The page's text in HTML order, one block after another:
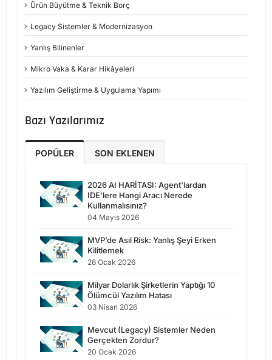
Ürün Büyütme & Teknik Borç
Legacy Sistemler & Modernizasyon
Yanlış Bilinenler
Mikro Vaka & Karar Hikâyeleri
Yazılım Geliştirme & Uygulama Yapımı
Bazı Yazılarımız
POPÜLER SON EKLENEN
2026 AI HARİTASI: Agent'lardan
IDE'lere Hangi Aracı Nerede
Kullanmalısınız?
04 Mayıs 2026
MVP’de Asıl Risk: Yanlış Şeyi Erken
Kilitlemek
26 Ocak 2026
Milyar Dolarlık Şirketlerin Yaptığı 10
Ölümcül Yazılım Hatası
03 Nisan 2026
Mevcut (Legacy) Sistemler Neden
Gerçekten Zordur?
20 Ocak 2026